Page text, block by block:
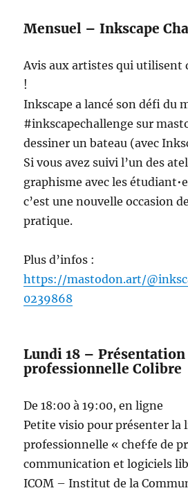
Mensuel – Inkscape
Avis aux artistes qui utilisent
!
Inkscape a lancé son défi du
#inkscapechallenge sur
dessiner un bateau (avec
Si vous avez suivi l’un des
graphisme avec les
c’est une nouvelle occasion
pratique.
Plus d’infos :
https://mastodon.art/
0239868
Lundi 18 – Présentation
professionnelle Colibre
De 18:00 à 19:00, en ligne
Petite visio pour présenter la
professionnelle « chef·fe de
communication et logiciels
ICOM – Institut de la